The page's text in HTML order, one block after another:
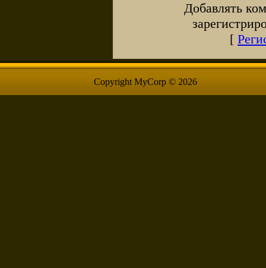
Добавлять
[
Copyright MyCorp © 2026